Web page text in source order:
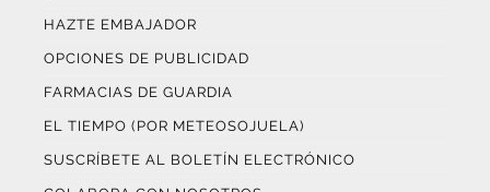
HAZTE EMBAJADOR
OPCIONES DE PUBLICIDAD
FARMACIAS DE GUARDIA
EL TIEMPO (POR METEOSOJUELA)
SUSCRÍBETE AL BOLETÍN ELECTRÓNICO